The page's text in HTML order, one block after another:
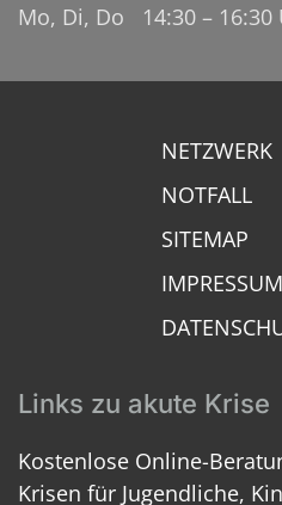
Mo, Di, Do 14:30 – 16:30
NETZWERK
NOTFALL
SITEMAP
IMPRESSUM
Links zu akute Krise
Kostenlose Online-
Krisen für Jugendliche,